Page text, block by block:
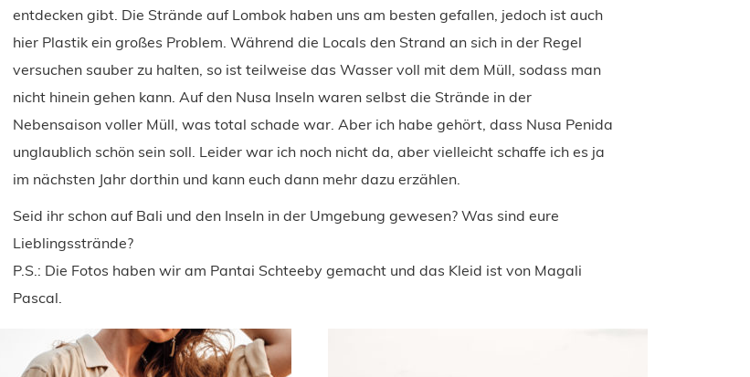
entdecken gibt. Die Strände auf Lombok haben uns am besten gefallen, jedoch ist auch
hier Plastik ein großes Problem. Während die Locals den Strand an sich in der Regel
versuchen sauber zu halten, so ist teilweise das Wasser voll mit dem Müll, sodass man
nicht hinein gehen kann. Auf den Nusa Inseln waren selbst die Strände in der
Nebensaison voller Müll, was total schade war. Aber ich habe gehört, dass Nusa Penida
unglaublich schön sein soll. Leider war ich noch nicht da, aber vielleicht schaffe ich es ja
im nächsten Jahr dorthin und kann euch dann mehr dazu erzählen.
Seid ihr schon auf Bali und den Inseln in der Umgebung gewesen? Was sind eure
Lieblingsstrände?
P.S.: Die Fotos haben wir am Pantai Schteeby gemacht und das Kleid ist von Magali
Pascal.